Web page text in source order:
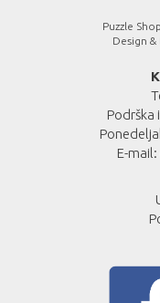
Puzzle
Design
E-mail: